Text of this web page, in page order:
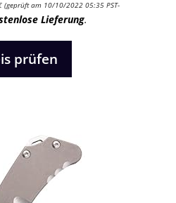
(geprüft am 10/10/2022 05:35 PST-
Lieferung.
prüfen